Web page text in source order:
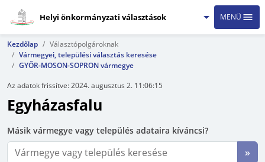
Helyi önkormányzati választások MENÜ
Kezdőlap
Választópolgároknak
Vármegyei, települési választás keresése
GYŐR-MOSON-SOPRON vármegye
Az adatok frissítve:2024. augusztus 2. 11:06:15
Egyházasfalu
Másik vármegye vagy település adataira kíváncsi?
»